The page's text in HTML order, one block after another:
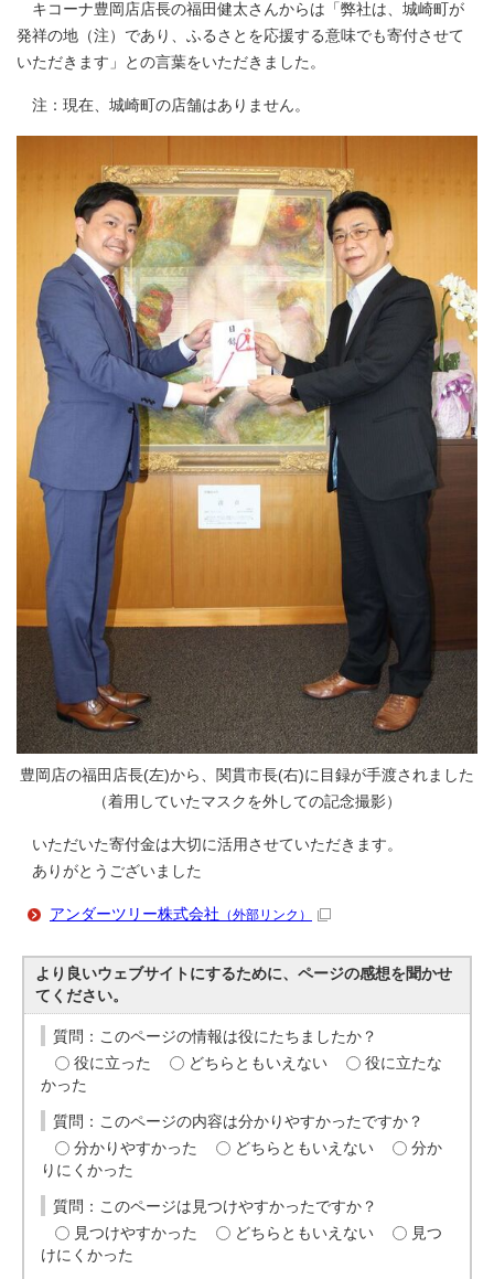
キコーナ豊岡店店長の福田健太さんからは「弊社は、城崎町が
発祥の地（注）であり、ふるさとを応援する意味でも寄付させて
いただきます」との言葉をいただきました。
注：現在、城崎町の店舗はありません。
豊岡店の福田店長(左)から、関貫市長(右)に目録が手渡されました
（着用していたマスクを外しての記念撮影）
いただいた寄付金は大切に活用させていただきます。
ありがとうございました
アンダーツリー株式会社 （外部リンク）
より良いウェブサイトにするために、ページの感想を聞かせ
てください。
質問：このページの情報は役にたちましたか？
役に立った
どちらともいえない
役に立たな
かった
質問：このページの内容は分かりやすかったですか？
分かりやすかった
どちらともいえない
分か
りにくかった
質問：このページは見つけやすかったですか？
見つけやすかった
どちらともいえない
見つ
けにくかった